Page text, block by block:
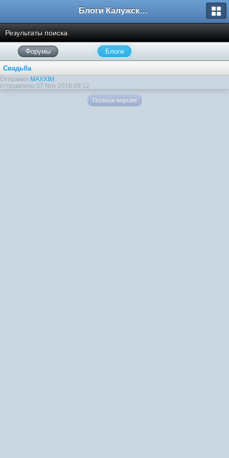
Блоги Калужского перекрестка
Результаты поиска
Форумы Блоги
Свадьба
Отправил MAXXIM
отправлено 07 Nov 2018 09:12
Полная версия